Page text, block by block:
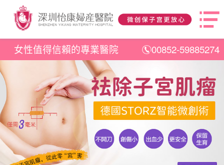
女性值得信賴的專業醫院 00852-59885274